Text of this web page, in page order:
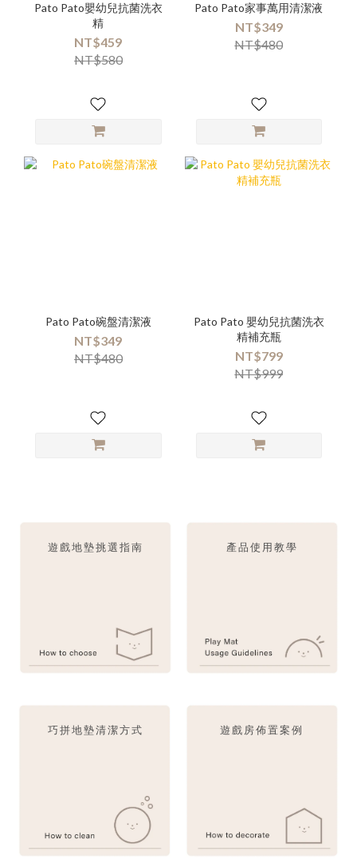
Pato Pato嬰幼兒抗菌洗衣
精
NT$459
NT$580
Pato Pato家事萬用清潔液
NT$349
NT$480
Pato Pato碗盤清潔液
NT$349
NT$480
Pato Pato 嬰幼兒抗菌洗衣
精補充瓶
NT$799
NT$999
遊戲地墊挑選指南 產品使用教學
巧拼地墊清潔方式 遊戲房佈置案例